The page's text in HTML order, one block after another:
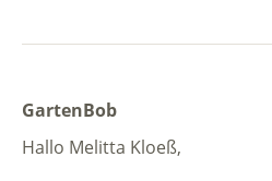
GartenBob
Hallo Melitta Kloeß,